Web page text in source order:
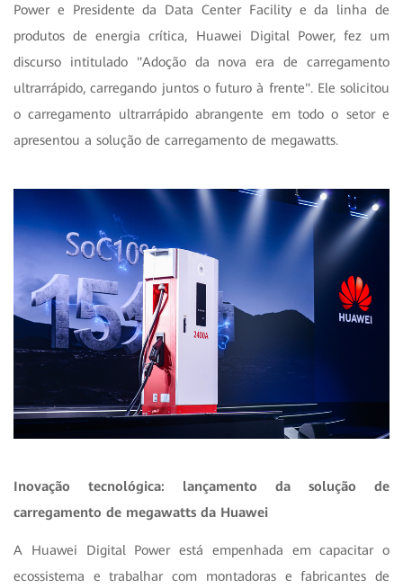
Power e Presidente da Data Center Facility e da linha de
produtos de energia crítica, Huawei Digital Power, fez um
discurso intitulado "Adoção da nova era de carregamento
ultrarrápido, carregando juntos o futuro à frente". Ele solicitou
o carregamento ultrarrápido abrangente em todo o setor e
apresentou a solução de carregamento de megawatts.
Inovação tecnológica: lançamento da solução de
carregamento de megawatts da Huawei
A Huawei Digital Power está empenhada em capacitar o
ecossistema e trabalhar com montadoras e fabricantes de